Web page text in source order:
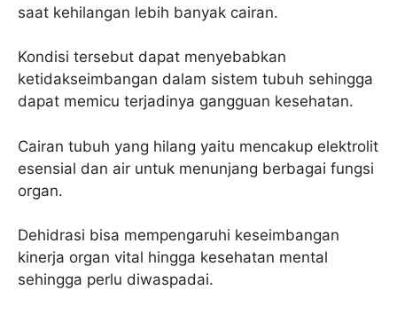
saat kehilangan lebih banyak cairan.
Kondisi tersebut dapat menyebabkan
ketidakseimbangan dalam sistem tubuh sehingga
dapat memicu terjadinya gangguan kesehatan.
Cairan tubuh yang hilang yaitu mencakup elektrolit
esensial dan air untuk menunjang berbagai fungsi
organ.
Dehidrasi bisa mempengaruhi keseimbangan
kinerja organ vital hingga kesehatan mental
sehingga perlu diwaspadai.